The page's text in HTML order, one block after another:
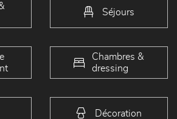
Séjours
Chambres &
dressing
Décoration